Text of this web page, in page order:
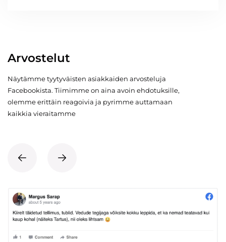
Arvostelut
Näytämme tyytyväisten asiakkaiden arvosteluja
Facebookista. Tiimimme on aina avoin ehdotuksille,
olemme erittäin reagoivia ja pyrimme auttamaan
kaikkia vieraitamme